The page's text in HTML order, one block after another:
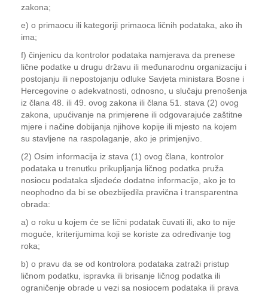
zakona;
e) o primaocu ili kategoriji primaoca ličnih podataka, ako ih
ima;
f) činjenicu da kontrolor podataka namjerava da prenese
lične podatke u drugu državu ili međunarodnu organizaciju i
postojanju ili nepostojanju odluke Savjeta ministara Bosne i
Hercegovine o adekvatnosti, odnosno, u slučaju prenošenja
iz člana 48. ili 49. ovog zakona ili člana 51. stava (2) ovog
zakona, upućivanje na primjerene ili odgovarajuće zaštitne
mjere i načine dobijanja njihove kopije ili mjesto na kojem
su stavljene na raspolaganje, ako je primjenjivo.
(2) Osim informacija iz stava (1) ovog člana, kontrolor
podataka u trenutku prikupljanja ličnog podatka pruža
nosiocu podataka sljedeće dodatne informacije, ako je to
neophodno da bi se obezbijedila pravična i transparentna
obrada:
a) o roku u kojem će se lični podatak čuvati ili, ako to nije
moguće, kriterijumima koji se koriste za određivanje tog
roka;
b) o pravu da se od kontrolora podataka zatraži pristup
ličnom podatku, ispravka ili brisanje ličnog podatka ili
ograničenje obrade u vezi sa nosiocem podataka ili prava